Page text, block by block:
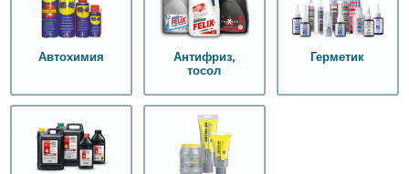
Автохимия
Антифриз,
тосол
Герметик